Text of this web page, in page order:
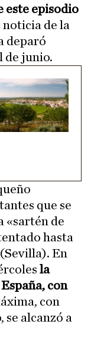
este episodio
de la
deparó
de junio.
que se
«sartén de
hasta
En
la
con
con
se alcanzó a